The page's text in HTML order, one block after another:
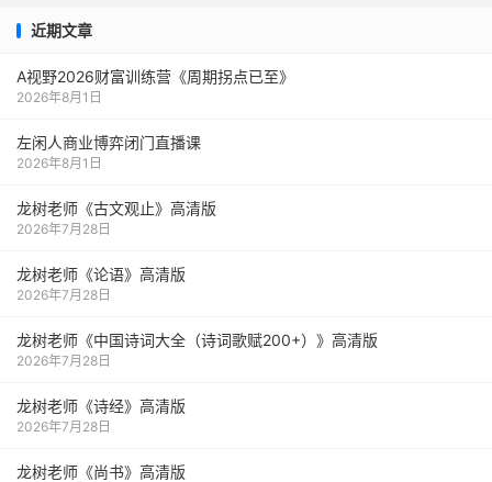
近期文章
A视野2026财富训练营《周期拐点已至》
2026年8月1日
左闲人商业博弈闭门直播课
2026年8月1日
龙树老师《古文观止》高清版
2026年7月28日
龙树老师《论语》高清版
2026年7月28日
龙树老师《中国诗词大全（诗词歌赋200+）》高清版
2026年7月28日
龙树老师《诗经》高清版
2026年7月28日
龙树老师《尚书》高清版